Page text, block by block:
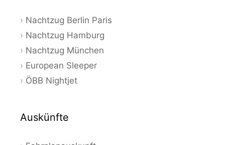
Nachtzug Berlin Paris
Nachtzug Hamburg
Nachtzug München
European Sleeper
ÖBB Nightjet
Auskünfte